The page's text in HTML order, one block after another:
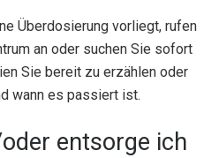
Überdosierung vorliegt, rufen
an oder suchen Sie sofort
Sie bereit zu erzählen oder
wann es passiert ist.
entsorge ich